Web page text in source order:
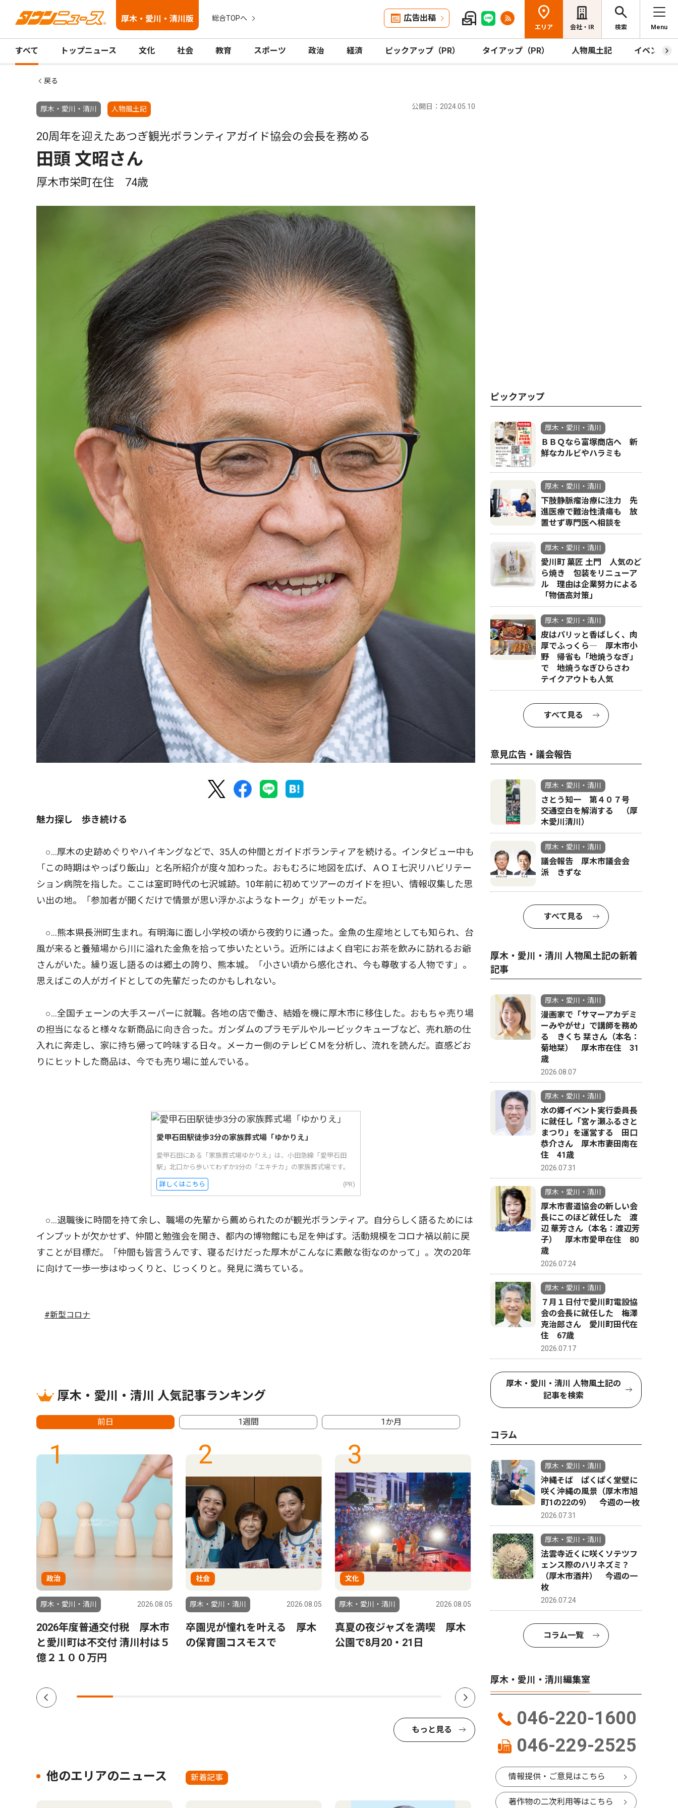
厚木・愛川・清川版 総合TOPへ 広告出稿
エリア 会社・IR 検索 Menu
すべて トップニュース 文化 社会 教育 スポーツ 政治 経済 ピックアップ（PR） タイアップ（PR） 人物風土記 イベント
戻る
厚木・愛川・清川 人物風土記 公開日：2024.05.10
20周年を迎えたあつぎ観光ボランティアガイド協会の会長を務める
田頭 文昭さん
厚木市栄町在住 74歳
魅力探し 歩き続ける
○…厚木の史跡めぐりやハイキングなどで、35人の仲間とガイドボランティアを続ける。インタビュー中も
「この時期はやっぱり飯山」と名所紹介が度々加わった。おもむろに地図を広げ、ＡＯＩ七沢リハビリテー
ション病院を指した。ここは室町時代の七沢城跡。10年前に初めてツアーのガイドを担い、情報収集した思
い出の地。「参加者が聞くだけで情景が思い浮かぶようなトーク」がモットーだ。
○…熊本県長洲町生まれ。有明海に面し小学校の頃から夜釣りに通った。金魚の生産地としても知られ、台
風が来ると養殖場から川に溢れた金魚を拾って歩いたという。近所にはよく自宅にお茶を飲みに訪れるお爺
さんがいた。繰り返し語るのは郷土の誇り、熊本城。「小さい頃から感化され、今も尊敬する人物です」。
思えばこの人がガイドとしての先輩だったのかもしれない。
○…全国チェーンの大手スーパーに就職。各地の店で働き、結婚を機に厚木市に移住した。おもちゃ売り場
の担当になると様々な新商品に向き合った。ガンダムのプラモデルやルービックキューブなど、売れ筋の仕
入れに奔走し、家に持ち帰って吟味する日々。メーカー側のテレビＣＭを分析し、流れを読んだ。直感どお
りにヒットした商品は、今でも売り場に並んでいる。
愛甲石田駅徒歩3分の家族葬式場「ゆかりえ」
愛甲石田にある「家族葬式場ゆかりえ」は、小田急線「愛甲石田
駅」北口から歩いてわずか3分の「エキチカ」の家族葬式場です。
詳しくはこちら (PR)
○…退職後に時間を持て余し、職場の先輩から薦められたのが観光ボランティア。自分らしく語るためには
インプットが欠かせず、仲間と勉強会を開き、都内の博物館にも足を伸ばす。活動規模をコロナ禍以前に戻
すことが目標だ。「仲間も皆言うんです、寝るだけだった厚木がこんなに素敵な街なのかって」。次の20年
に向けて一歩一歩はゆっくりと、じっくりと。発見に満ちている。
#新型コロナ
厚木・愛川・清川 人気記事ランキング
前日 1週間 1か月
1
政治
厚木・愛川・清川 2026.08.05
2026年度普通交付税 厚木市
と愛川町は不交付 清川村は５
億２１００万円
2
社会
厚木・愛川・清川 2026.08.05
卒園児が憧れを叶える 厚木
の保育園コスモスで
3
文化
厚木・愛川・清川 2026.08.05
真夏の夜ジャズを満喫 厚木
公園で8月20・21日
4
政治
厚木・愛川・清川
愛川町の31歳新町長が就任１
カ月 変化よりも安心感で船
長インタビュー
もっと見る
他のエリアのニュース 新着記事
ピックアップ
厚木・愛川・清川
ＢＢＱなら富塚商店へ 新
鮮なカルビやハラミも
厚木・愛川・清川
下肢静脈瘤治療に注力 先
進医療で難治性潰瘍も 放
置せず専門医へ相談を
厚木・愛川・清川
愛川町 菓匠 土門 人気のど
ら焼き 包装をリニューア
ル 理由は企業努力による
「物価高対策」
厚木・愛川・清川
皮はパリッと香ばしく、肉
厚でふっくら― 厚木市小
野 帰省も「地焼うなぎ」
で 地焼うなぎひらさわ
テイクアウトも人気
すべて見る
意見広告・議会報告
厚木・愛川・清川
さとう知一 第４０７号
交通空白を解消する （厚
木愛川清川）
厚木・愛川・清川
議会報告 厚木市議会会
派 きずな
すべて見る
厚木・愛川・清川 人物風土記の新着
記事
厚木・愛川・清川
漫画家で「サマーアカデミ
ーみやがせ」で講師を務め
る きくち 栞さん（本名：
菊地栞） 厚木市在住 31
歳
2026.08.07
厚木・愛川・清川
水の郷イベント実行委員長
に就任し「宮ヶ瀬ふるさと
まつり」を運営する 田口
恭介さん 厚木市妻田南在
住 41歳
2026.07.31
厚木・愛川・清川
厚木市書道協会の新しい会
長にこのほど就任した 渡
辺 華芳さん（本名：渡辺芳
子） 厚木市愛甲在住 80
歳
2026.07.24
厚木・愛川・清川
７月１日付で愛川町電設協
会の会長に就任した 梅澤
克治郎さん 愛川町田代在
住 67歳
2026.07.17
厚木・愛川・清川 人物風土記の
記事を検索
コラム
厚木・愛川・清川
沖縄そば ぱくぱく堂壁に
咲く沖縄の風景（厚木市旭
町1の22の9） 今週の一枚
2026.07.31
厚木・愛川・清川
法雲寺近くに咲くソテツフ
ェンス際のハリネズミ？
（厚木市酒井） 今週の一
枚
2026.07.24
コラム一覧
厚木・愛川・清川編集室
046-220-1600
046-229-2525
情報提供・ご意見はこちら
著作物の二次利用等はこちら